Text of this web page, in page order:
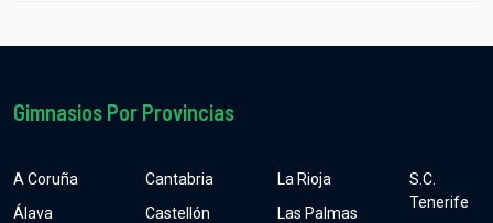
Gimnasios Por Provincias
A Coruña
Álava
Cantabria
Castellón
La Rioja
Las Palmas
S.C.
Tenerife